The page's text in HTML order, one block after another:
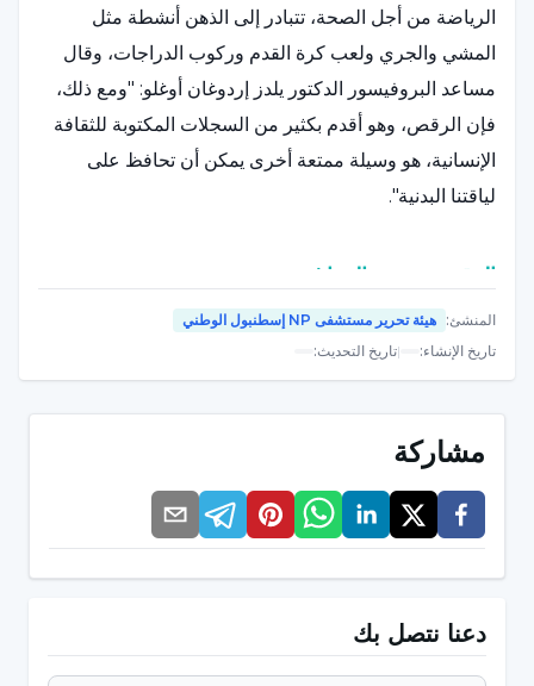
الرياضة من أجل الصحة، تتبادر إلى الذهن أنشطة مثل
المشي والجري ولعب كرة القدم وركوب الدراجات، وقال
مساعد البروفيسور الدكتور يلدز إردوغان أوغلو: "ومع ذلك،
فإن الرقص، وهو أقدم بكثير من السجلات المكتوبة للثقافة
الإنسانية، هو وسيلة ممتعة أخرى يمكن أن تحافظ على
لياقتنا البدنية".
الرقص يحسن الدماغ
وفقًا لإحدى الدراسات، انخفض خطر الإصابة بالخرف بنسبة
76% لدى الأزواج الذين يرقصون، وقال مساعد البروفيسور
حول الأمراض العصبية التنكسية (التي تؤثر على الخلايا
العصبية في دماغ الإنسان)، لوحظ أن هناك زيادة كبيرة في
حجم بعض أجزاء الحصين، وهي منطقة الدماغ المتعلقة
بالذاكرة والتوجيه، في أدمغة كبار السن الذين يرقصون لمدة
18 شهرًا".
وقال الأستاذ المساعد الدكتور يلدز إردوغان أوغلو إنه يمكن
المنشئ: هيئة تحرير مستشفى NP إسطنبول الوطني
تاريخ الإنشاء:
|تاريخ التحديث:
مشاركة
دعنا نتصل بك